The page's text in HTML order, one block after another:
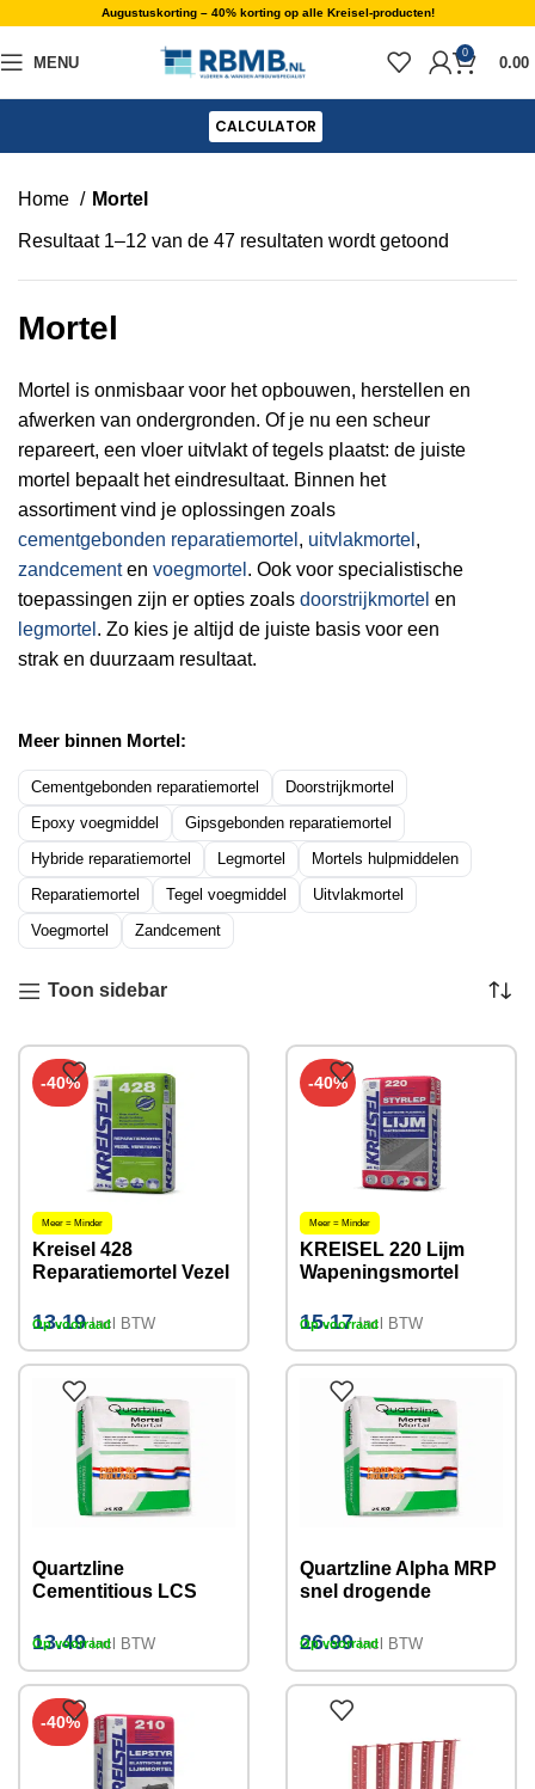
Augustuskorting – 40% korting op alle Kreisel-producten!
MENU
0
0.00
CALCULATOR
Home Mortel
Resultaat 1–12 van de 47 resultaten wordt getoond
Mortel
Mortel is onmisbaar voor het opbouwen, herstellen en
afwerken van ondergronden. Of je nu een scheur
repareert, een vloer uitvlakt of tegels plaatst: de juiste
mortel bepaalt het eindresultaat. Binnen het
assortiment vind je oplossingen zoals
cementgebonden reparatiemortel , uitvlakmortel ,
zandcementen voegmortel . Ook voor specialistische
toepassingen zijn er opties zoals doorstrijkmortel en
legmortel . Zo kies je altijd de juiste basis voor een
strak en duurzaam resultaat.
Meer binnen Mortel:
Cementgebonden reparatiemortel
Doorstrijkmortel
Epoxy voegmiddel
Gipsgebonden reparatiemortel
Hybride reparatiemortel
Legmortel
Mortels hulpmiddelen
Reparatiemortel
Tegel voegmiddel
Uitvlakmortel
Voegmortel
Zandcement
Toon sidebar
-40%
Meer = Minder
Kreisel 428
Reparatiemortel Vezel
50mm)
13.19 Incl BTW
Op voorraad
-40%
Meer = Minder
KREISEL 220 Lijm
Wapeningsmortel
15.17 Incl BTW
Op voorraad
Quartzline
Cementitious LCS
Zandcement 25kg
13.49 Incl BTW
Op voorraad
Quartzline Alpha MRP
snel drogende
(Gipsgebonden) 20kg
26.99 Incl BTW
Op voorraad
-40%